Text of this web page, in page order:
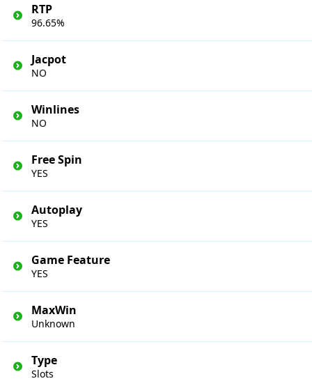
RTP
96.65%
Jacpot
NO
Winlines
NO
Free Spin
YES
Autoplay
YES
Game Feature
YES
MaxWin
Unknown
Type
Slots